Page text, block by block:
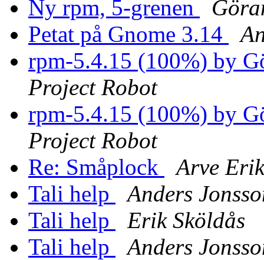
Ny rpm, 5-grenen
Petat på Gnome 3.14
rpm-5.4.15 (100%) by
Project Robot
rpm-5.4.15 (100%) by
Project Robot
Re: Småplock
Arve
Tali help
Anders
Tali help
Erik Sköldås
Tali help
Anders